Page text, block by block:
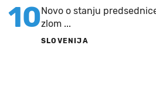
10Novo o stanju
zlom ...
SLOVENIJA